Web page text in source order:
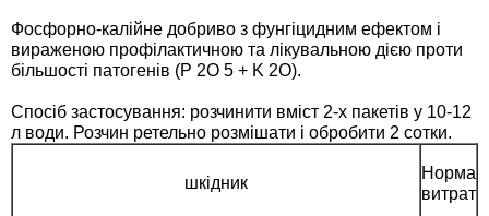
Фосфорно-калійне добриво з фунгіцидним ефектом і
вираженою профілактичною та лікувальною дією проти
більшості патогенів (P 2O 5 + K 2O).
Спосіб застосування: розчинити вміст 2-х пакетів у 10-12
л води. Розчин ретельно розмішати і обробити 2 сотки.
шкідник
Норма
витрат
Семена щавеля
Элитные семена в банках
Купить семена - хиты продаж
Архив